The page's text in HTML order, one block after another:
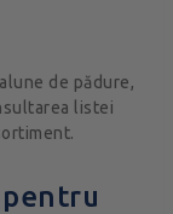
de pădure,
listei